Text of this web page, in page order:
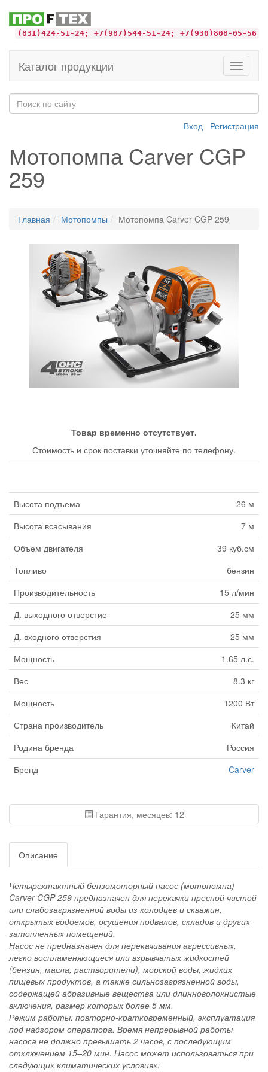
(831)424-51-24; +7(987)544-51-24; +7(930)808-05-56
Toggle
Каталог продукции
Вход Регистрация
Мотопомпа Carver CGP
259
Главная Мотопомпы Мотопомпа Carver CGP 259
Товар временно отсутствует.
Стоимость и срок поставки уточняйте по телефону.
Высота подъема
26 м
Высота всасывания
7 м
Объем двигателя
39 куб.см
Топливо
бензин
Производительность
15 л/мин
Д. выходного отверстие
25 мм
Д. входного отверстия
25 мм
Мощность
1.65 л.с.
Вес
8.3 кг
Мощность
1200 Вт
Страна производитель
Китай
Родина бренда
Россия
Бренд
Carver
Гарантия, месяцев: 12
Описание
Четырехтактный бензомоторный насос (мотопомпа)
Carver CGP 259 предназначен для перекачки пресной чистой
или слабозагрязненной воды из колодцев и скважин,
открытых водоемов, осушения подвалов, складов и других
затопленных помещений.
Насос не предназначен для перекачивания агрессивных,
легко воспламеняющиеся или взрывчатых жидкостей
(бензин, масла, растворители), морской воды, жидких
пищевых продуктов, а также сильнозагрязненной воды,
содержащей абразивные вещества или длинноволокнистые
включения, размер которых более 5 мм.
Режим работы: повторно-кратковременный, эксплуатация
под надзором оператора. Время непрерывной работы
насоса не должно превышать 2 часов, с последующим
отключением 15–20 мин. Насос может использоваться при
следующих климатических условиях: